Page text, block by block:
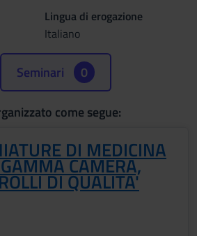
Lingua di erogazione
Italiano
Seminari 0
come segue:
DI MEDICINA
CAMERA,
DI QUALITA'